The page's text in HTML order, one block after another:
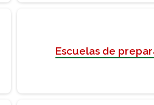
Escuelas de